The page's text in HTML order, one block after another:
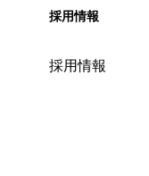
採用情報
採用情報